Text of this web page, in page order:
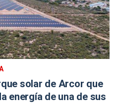
solar de Arcor que
energía de una de sus